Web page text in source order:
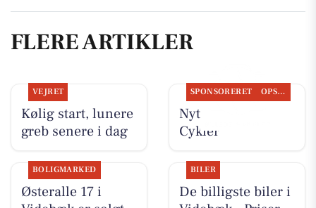
FLERE ARTIKLER
VEJRET
Kølig start, lunere
greb senere i dag
SPONSORERET OPSLAGSTAVLEN
Nyt fra Per P.
Cykler
BOLIGMARKED
Østeralle 17 i
BILER
De billigste biler i